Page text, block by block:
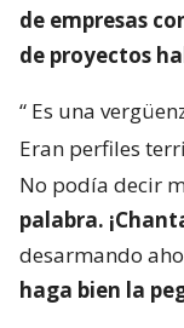
de empresas
de proyectos
“ Es una
Eran perfiles
No podía decir
palabra.
desarmando
haga bien la